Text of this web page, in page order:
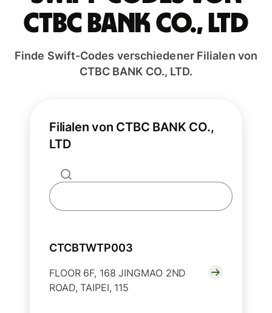
CTBC BANK CO., LTD
Finde Swift-Codes verschiedener Filialen von
CTBC BANK CO., LTD.
Filialen von CTBC BANK CO.,
LTD
CTCBTWTP003
FLOOR 6F, 168 JINGMAO 2ND
ROAD, TAIPEI, 115